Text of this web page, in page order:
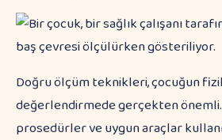
Doğru ölçüm teknikleri, çocuğun
değerlendirmede gerçekten
prosedürler ve uygun araçlar